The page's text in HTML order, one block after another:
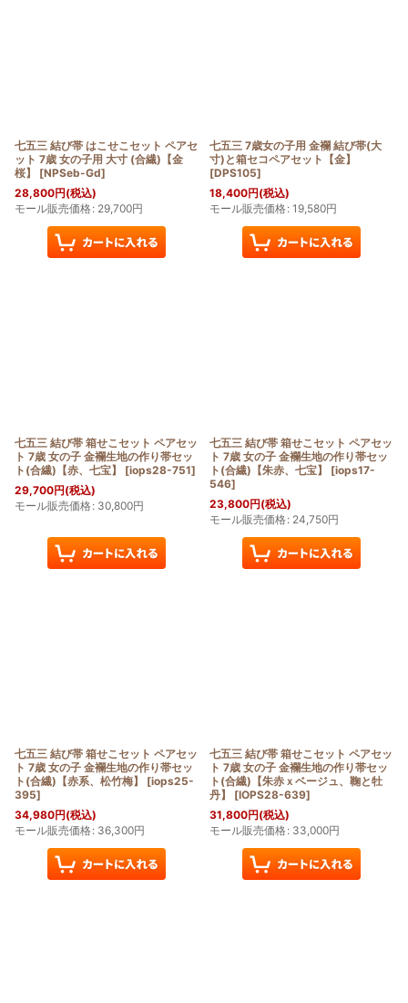
七五三 結び帯 はこせこセット ペアセ
ット 7歳 女の子用 大寸 (合繊)【金
桜】
[NPSeb-Gd]
28,800円(税込)
モール販売価格: 29,700円
七五三 7歳女の子用 金襴 結び帯(大
寸)と箱セコペアセット【金】
[DPS105]
18,400円(税込)
モール販売価格: 19,580円
七五三 結び帯 箱せこセット ペアセッ
ト 7歳 女の子 金襴生地の作り帯セッ
ト(合繊)【赤、七宝】
[iops28-751]
29,700円(税込)
モール販売価格: 30,800円
七五三 結び帯 箱せこセット ペアセッ
ト 7歳 女の子 金襴生地の作り帯セッ
ト(合繊)【朱赤、七宝】
[iops17-
546]
23,800円(税込)
モール販売価格: 24,750円
七五三 結び帯 箱せこセット ペアセッ
ト 7歳 女の子 金襴生地の作り帯セッ
ト(合繊)【赤系、松竹梅】
[iops25-
395]
34,980円(税込)
モール販売価格: 36,300円
七五三 結び帯 箱せこセット ペアセッ
ト 7歳 女の子 金襴生地の作り帯セッ
ト(合繊)【朱赤ｘベージュ、鞠と牡
丹】
[IOPS28-639]
31,800円(税込)
モール販売価格: 33,000円